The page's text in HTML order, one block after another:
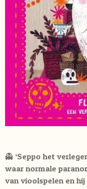
👻 ‘Seppo het
waar normale
van vioolspelen en